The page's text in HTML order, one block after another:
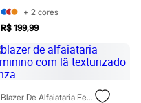
+ 2 cores
R$ 199,99
Blazer De Alfaiataria Feminino Com Lã Texturizado Cinza